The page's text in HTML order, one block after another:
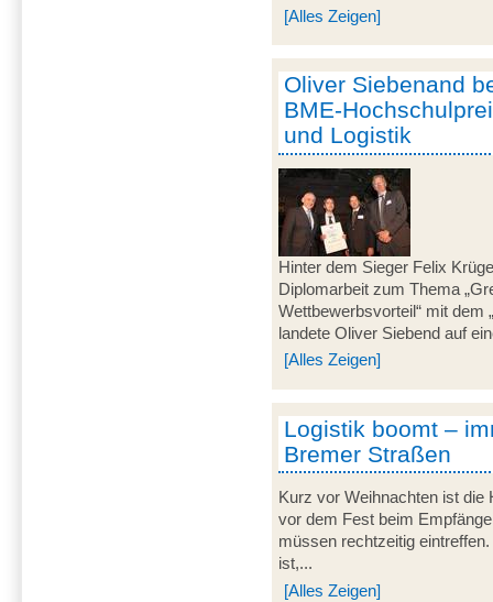
[Alles Zeigen]
Oliver Siebenand
BME-
und Logistik
Hinter dem Sieger Felix
Diplomarbeit zum Thema
Wettbewerbsvorteil“ mit dem
landete Oliver Siebend auf
[Alles Zeigen]
Logistik boomt –
Bremer Straßen
Kurz vor Weihnachten ist die
vor dem Fest beim
müssen rechtzeitig
ist,...
[Alles Zeigen]